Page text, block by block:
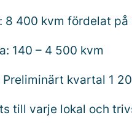
8 400 kvm fördelat
140 – 4 500 kvm
kvartal 1
till varje lokal och